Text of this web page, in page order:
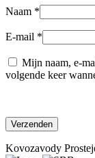
Naam *
E-mail *
Mijn naam, e-
volgende keer
Kovozavody